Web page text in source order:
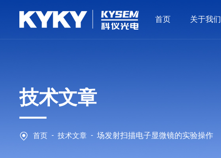
首页 关于我们
技术文章
首页 - 技术文章 - 场发射扫描电子显微镜的实验操作